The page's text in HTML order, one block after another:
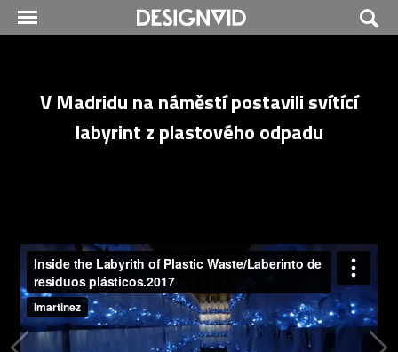
V Madridu na náměstí postavili svítící
labyrint z plastového odpadu